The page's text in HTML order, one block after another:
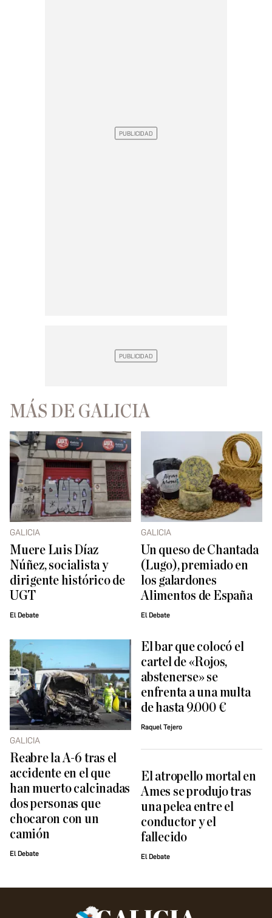
MÁS DE GALICIA
GALICIA
Muere Luis Díaz
Núñez, socialista y
dirigente histórico de
UGT
El Debate
GALICIA
Un queso de Chantada
(Lugo), premiado en
los galardones
Alimentos de España
El Debate
GALICIA
Reabre la A-6 tras el
accidente en el que
han muerto calcinadas
dos personas que
chocaron con un
camión
El Debate
El bar que colocó el
cartel de «Rojos,
abstenerse» se
enfrenta a una multa
de hasta 9.000 €
Raquel Tejero
El atropello mortal en
Ames se produjo tras
una pelea entre el
conductor y el
fallecido
El Debate